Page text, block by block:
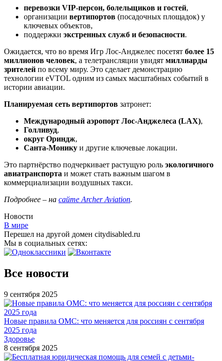
перевозки VIP-персон, болельщиков и гостей,
организации вертипортов (посадочных площадок) у
ключевых объектов,
поддержки экстренных служб и безопасности.
Ожидается, что во время Игр Лос-Анджелес посетят более 15
миллионов человек, а телетрансляции увидят миллиарды
зрителей по всему миру. Это сделает демонстрацию
технологии eVTOL одним из самых масштабных событий в
истории авиации.
Планируемая сеть вертипортов затронет:
Международный аэропорт Лос-Анджелеса (LAX),
Голливуд,
округ Ориндж,
Санта-Монику и другие ключевые локации.
Это партнёрство подчеркивает растущую роль экологичного
авиатранспорта и может стать важным шагом в
коммерциализации воздушных такси.
Подробнее – на сайте Archer Aviation.
Новости
В мире
Перешел на другой домен citydisabled.ru
Мы в социальных сетях:
Все новости
9 сентября 2025
Новые правила ОМС: что меняется для россиян с сентября
2025 года
Здоровье
8 сентября 2025